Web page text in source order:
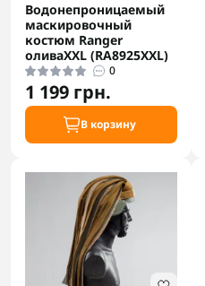
Водонепроницаемый
маскировочный
костюм Ranger
оливаXXL (RA8925XXL)
0
1 199 грн.
В корзину